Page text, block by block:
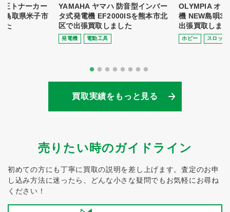
トナーカー
鳥取県米子市
た
YAMAHA ヤマハ 防音型インバー
タ式発電機 EF2000ISを熊本市北
区で出張買取しました
発電機 電動⼯具
OLYMPIA オ
機 NEW島唄
出張買取しま
ホビー スロット
買取実績をもっと見る
売りたい時のガイドライン
初めての方にも丁寧に買取の説明を差し上げます。査定のお申
し込み方法に迷ったら、どんな小さな疑問でもお気軽にお尋ね
ください！